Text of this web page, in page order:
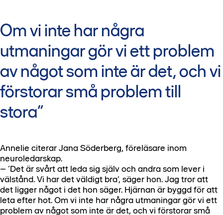
Om vi inte har några
utmaningar gör vi ett problem
av något som inte är det, och vi
förstorar små problem till
stora
Annelie citerar Jana Söderberg, föreläsare inom
neuroledarskap.
– ’Det är svårt att leda sig själv och andra som lever i
välstånd. Vi har det väldigt bra’, säger hon. Jag tror att
det ligger något i det hon säger. Hjärnan är byggd för att
leta efter hot. Om vi inte har några utmaningar gör vi ett
problem av något som inte är det, och vi förstorar små